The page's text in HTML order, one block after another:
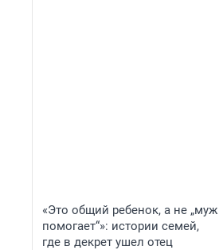
«Это общий ребенок, а не „муж
помогает“»: истории семей,
где в декрет ушел отец